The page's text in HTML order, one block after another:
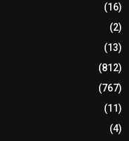
(16)
(2)
(13)
(812)
(767)
(11)
(4)